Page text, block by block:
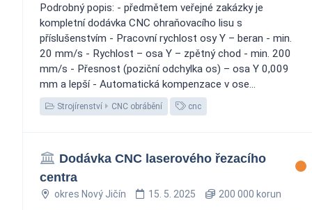
Podrobný popis: - předmětem veřejné zakázky je
kompletní dodávka CNC ohraňovacího lisu s
příslušenstvím - Pracovní rychlost osy Y – beran - min.
20 mm/s - Rychlost – osa Y – zpětný chod - min. 200
mm/s - Přesnost (poziční odchylka os) – osa Y 0,009
mm a lepší - Automatická kompenzace v ose...
Strojírenství CNC obrábění cnc
Dodávka CNC laserového řezacího
centra
okres Nový Jičín 15. 5. 2025 200 000 korun